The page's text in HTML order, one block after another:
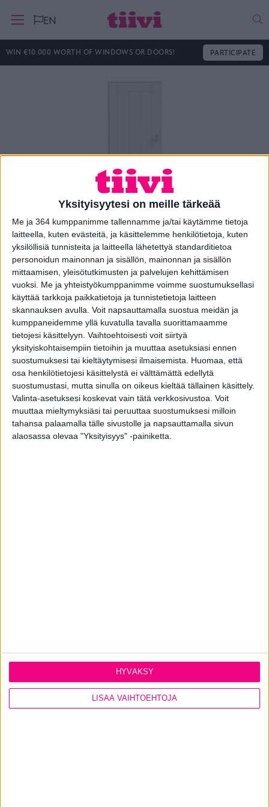
Yksityisyytesi on meille tärkeää
Me ja 364 kumppanimme tallennamme ja/tai käytämme tietoja
laitteella, kuten evästeitä, ja käsittelemme henkilötietoja, kuten
yksilöllisiä tunnisteita ja laitteella lähetettyä standarditietoa
personoidun mainonnan ja sisällön, mainonnan ja sisällön
mittaamisen, yleisötutkimusten ja palvelujen kehittämisen
vuoksi. Me ja yhteistyökumppanimme voimme suostumuksellasi
käyttää tarkkoja paikkatietoja ja tunnistetietoja laitteen
skannauksen avulla. Voit napsauttamalla suostua meidän ja
kumppaneidemme yllä kuvatulla tavalla suorittamaamme
tietojesi käsittelyyn. Vaihtoehtoisesti voit siirtyä
yksityiskohtaisempiin tietoihin ja muuttaa asetuksiasi ennen
suostumuksesi tai kieltäytymisesi ilmaisemista.
Huomaa, että
osa henkilötietojesi käsittelystä ei välttämättä edellytä
suostumustasi, mutta sinulla on oikeus kieltää tällainen käsittely.
Valinta-asetuksesi koskevat vain tätä verkkosivustoa. Voit
muuttaa mieltymyksiäsi tai peruuttaa suostumuksesi milloin
tahansa palaamalla tälle sivustolle ja napsauttamalla sivun
alaosassa olevaa "Yksityisyys" -painiketta.
LISÄÄ VAIHTOEHTOJA
HYVÄKSY
EN Hae
WIN €10 000 WORTH OF WINDOWS OR DOORS! PARTICIPATE
Ulko-ovi Klassikko C5
Pelkistetyn hillitty Klassikko C5 on ulko-ovi, joka edustaa
perinteistä tyyliä puhtaimmillaan. Klassista pysty- ja
vaakalaudoitusta muistuttava kuviouritus tekee ovesta
tasapainoisen ilmeikkään.
Piilosaranointi on ainutlaatuinen lisävarusteominaisuus
Tiivin ulko-ovissa. Oven rakenteen sisään upotetut saranat
tukevat ovea juuri oikeista kohdista. Piilosaranoinnin
ansiosta ulko-ovesi pysyy ryhdikkäästi paikallaan ja ovi on
aina kevyt ja vaivaton avata sekä sulkea.
Tähän malliin suositellaan Vitória-painiketta tai
pitkävedintä. Pitkävedin tuo tyyliä ovesi avaukseen ja
ulkonäköön. Pitkävedin korostaa oven arvokkuutta ja
kruunaa kotisi sisäänkäynnin. Ovi aukeaa avaimella